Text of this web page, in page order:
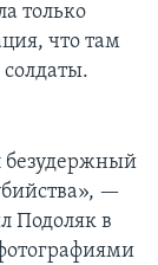
только
что там
безудержный
—
Подоляк в